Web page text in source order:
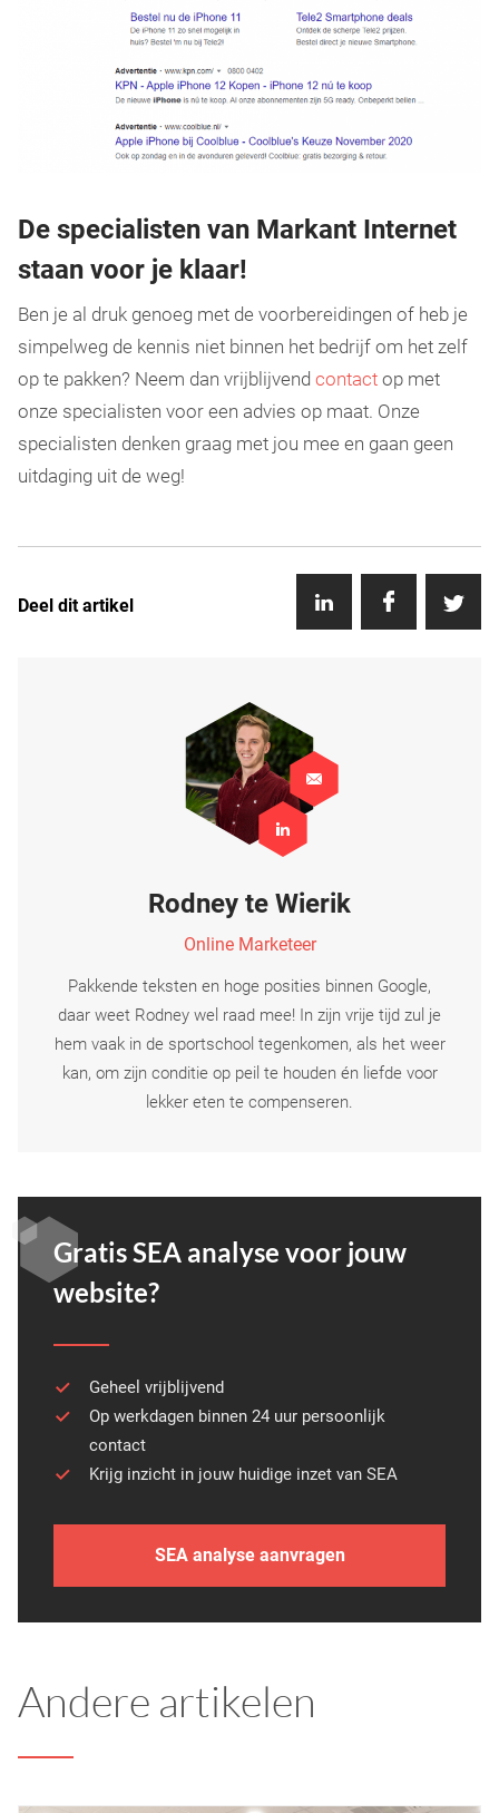
De specialisten van Markant Internet
staan voor je klaar!
Ben je al druk genoeg met de voorbereidingen of heb je
simpelweg de kennis niet binnen het bedrijf om het zelf
op te pakken? Neem dan vrijblijvend contact op met
onze specialisten voor een advies op maat. Onze
specialisten denken graag met jou mee en gaan geen
uitdaging uit de weg!
Deel dit artikel
Rodney te Wierik
Online Marketeer
Pakkende teksten en hoge posities binnen Google,
daar weet Rodney wel raad mee! In zijn vrije tijd zul je
hem vaak in de sportschool tegenkomen, als het weer
kan, om zijn conditie op peil te houden én liefde voor
lekker eten te compenseren.
Gratis SEA analyse voor jouw
website?
Geheel vrijblijvend
Op werkdagen binnen 24 uur persoonlijk
contact
Krijg inzicht in jouw huidige inzet van SEA
SEA analyse aanvragen
Andere artikelen